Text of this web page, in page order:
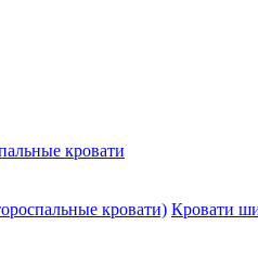
кровати
кровати) Кровати